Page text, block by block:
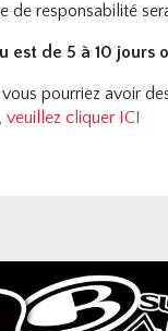
de responsabilité
est de 5 à 10 jours
pourriez avoir
cliquer ICI